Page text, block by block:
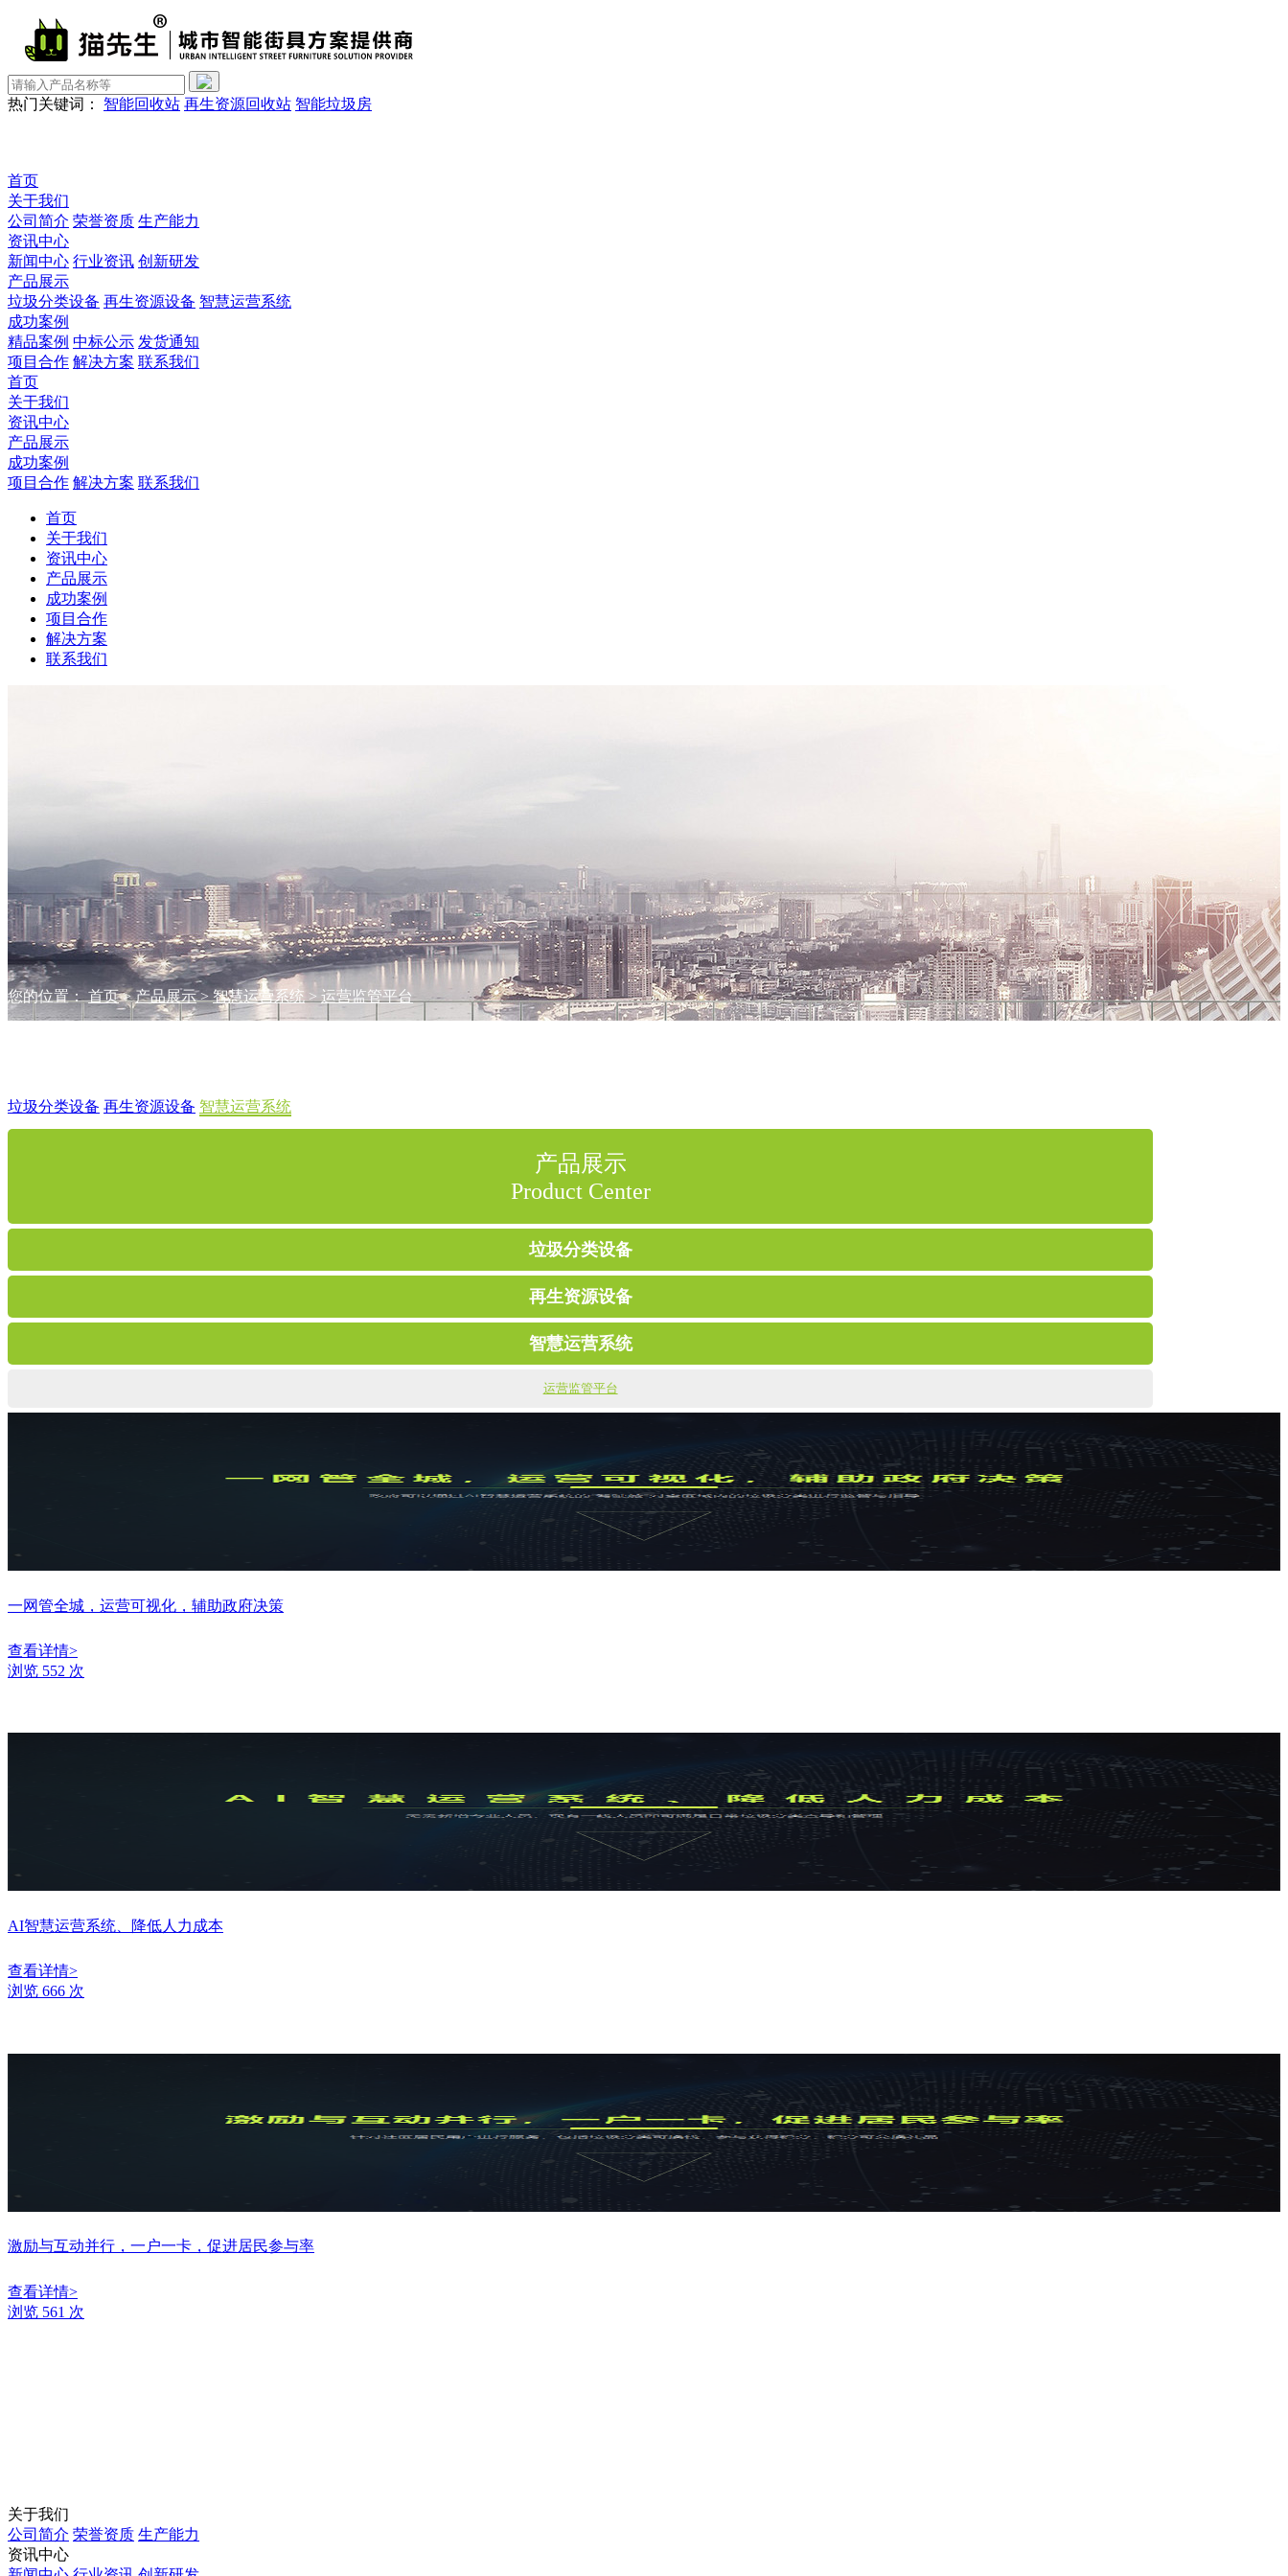
热门关键词： 智能回收站 再生资源回收站 智能垃圾房
首页
关于我们
公司简介 荣誉资质 生产能力
资讯中心
新闻中心 行业资讯 创新研发
产品展示
垃圾分类设备 再生资源设备 智慧运营系统
成功案例
精品案例 中标公示 发货通知
项目合作 解决方案 联系我们
首页
关于我们
资讯中心
产品展示
成功案例
项目合作 解决方案 联系我们
首页
关于我们
资讯中心
产品展示
成功案例
项目合作
解决方案
联系我们
您的位置：首页>产品展示>智慧运营系统 > 运营监管平台
垃圾分类设备 再生资源设备 智慧运营系统
产品展示
Product Center
垃圾分类设备
再生资源设备
智慧运营系统
运营监管平台
一网管全城，运营可视化，辅助政府决策
查看详情>
浏览 552 次
AI智慧运营系统、降低人力成本
查看详情>
浏览 666 次
激励与互动并行，一户一卡，促进居民参与率
查看详情>
浏览 561 次
关于我们
公司简介 荣誉资质 生产能力
资讯中心